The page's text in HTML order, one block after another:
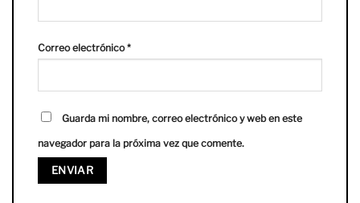
Correo electrónico*
Guarda mi nombre, correo electrónico y web en este
navegador para la próxima vez que comente.